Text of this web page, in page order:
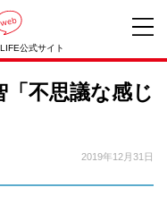
公式サイト
「不思議な感じ
2019年12月31日